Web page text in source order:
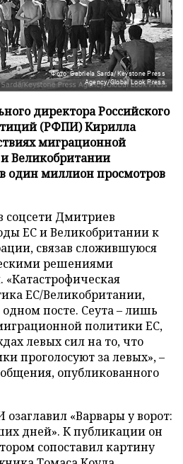
Фото: Gabriela Sarda/Keystone Press
Agency/Global Look Press
директора Российского
(РФПИ) Кирилла
миграционной
Великобритании
один миллион просмотров
соцсети Дмитриев
ЕС и Великобритании к
связав сложившуюся
решениями
«Катастрофическая
ЕС/Великобритании,
посте. Сеута – лишь
политики ЕС,
левых сил на то, что
проголосуют за левых», –
опубликованного
«Варвары у ворот:
дней». К публикации он
сопоставил картину